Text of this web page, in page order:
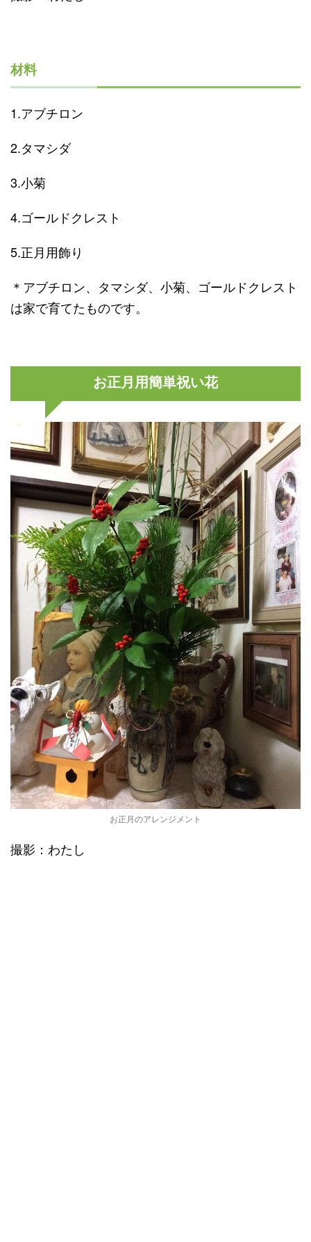
材料
1.アブチロン
2.タマシダ
3.小菊
4.ゴールドクレスト
5.正月用飾り
＊アブチロン、タマシダ、小菊、ゴールドクレスト
は家で育てたものです。
お正月用簡単祝い花
お正月のアレンジメント
撮影：わたし